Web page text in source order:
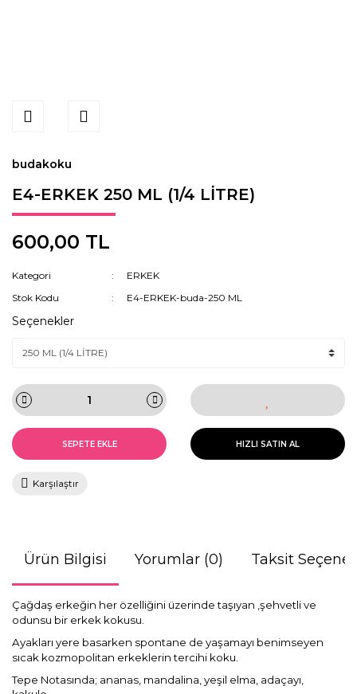
budakoku
E4-ERKEK 250 ML (1/4 LİTRE)
600,00 TL
Kategori
ERKEK
Stok Kodu
E4-ERKEK-buda-250 ML
Seçenekler
SEPETE EKLE HIZLI SATIN AL
Karşılaştır
Ürün Bilgisi Yorumlar (0) Taksit
Çağdaş erkeğin her özelliğini üzerinde taşıyan ,şehvetli ve
odunsu bir erkek kokusu.
Ayakları yere basarken spontane de yaşamayı benimseyen
sıcak kozmopolitan erkeklerintercihi koku.
Tepe Notasında; ananas, mandalina, yeşil elma, adaçayı,